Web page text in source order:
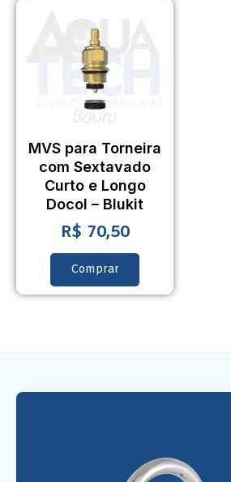
MVS para Torneira
com Sextavado
Curto e Longo
Docol – Blukit
R$ 70,50
Comprar